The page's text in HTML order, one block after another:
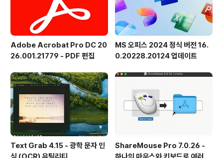
Adobe Acrobat Pro DC 20
26.001.21779 - PDF 편집
MS 오피스 2024 정식 버전 16.
0.20228.20124 업데이트
Text Grab 4.15 - 광학 문자 인
ShareMouse Pro 7.0.26 -